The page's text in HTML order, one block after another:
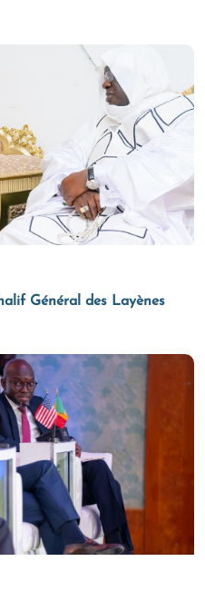
Général des Layènes